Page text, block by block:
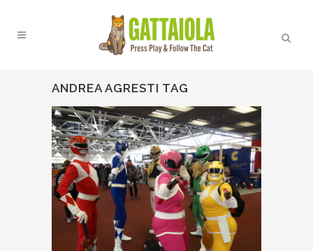
ANDREA AGRESTI TAG